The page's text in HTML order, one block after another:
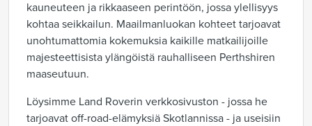
kauneuteen ja rikkaaseen perintöön, jossa ylellisyys
kohtaa seikkailun. Maailmanluokan kohteet tarjoavat
unohtumattomia kokemuksia kaikille matkailijoille
majesteettisista ylängöistä rauhalliseen Perthshiren
maaseutuun.
Löysimme Land Roverin verkkosivuston - jossa he
tarjoavat off-road-elämyksiä Skotlannissa - ja useisiin